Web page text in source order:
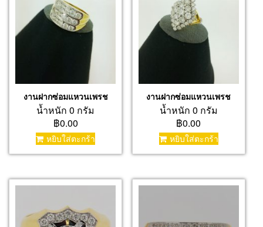
งานฝากซ่อมแหวนเพรช
น้ำหนัก 0 กรัม
฿0.00
หยิบใส่ตะกร้า
งานฝากซ่อมแหวนเพรช
น้ำหนัก 0 กรัม
฿0.00
หยิบใส่ตะกร้า